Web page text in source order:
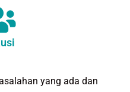
yang ada dan